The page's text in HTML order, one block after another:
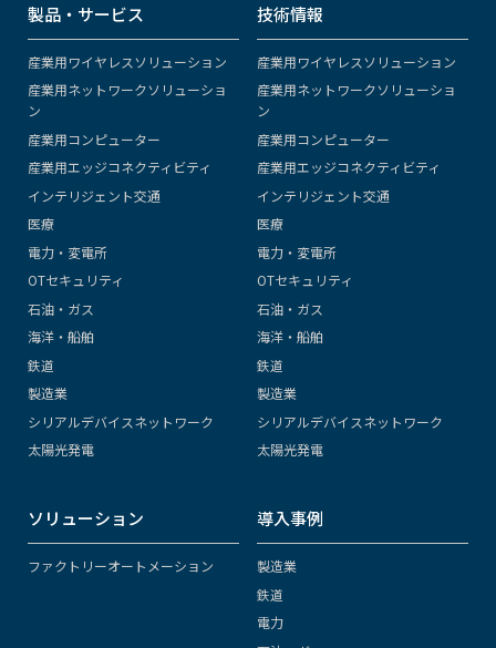
製品・サービス
産業用ワイヤレスソリューション
産業用ネットワークソリューショ
ン
産業用コンピューター
産業用エッジコネクティビティ
インテリジェント交通
医療
電力・変電所
OTセキュリティ
石油・ガス
海洋・船舶
鉄道
製造業
シリアルデバイスネットワーク
太陽光発電
技術情報
産業用ワイヤレスソリューション
産業用ネットワークソリューショ
ン
産業用コンピューター
産業用エッジコネクティビティ
インテリジェント交通
医療
電力・変電所
OTセキュリティ
石油・ガス
海洋・船舶
鉄道
製造業
シリアルデバイスネットワーク
太陽光発電
ソリューション
ファクトリーオートメーション
導入事例
製造業
鉄道
電力